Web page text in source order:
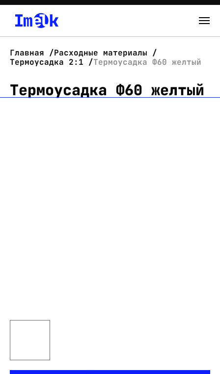
О нас
Новости
Главная
Расходные материалы
Термоусадка 2:1
Термоусадка Ф60 желтый
Термоусадка Ф60 желтый